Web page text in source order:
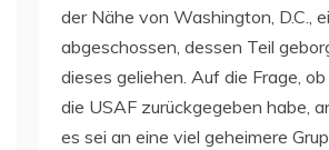
der Nähe von Washington, D.C.,
abgeschossen, dessen Teil
dieses geliehen. Auf die Frage,
die USAF zurückgegeben habe,
es sei an eine viel geheimere